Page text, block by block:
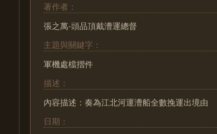
著作者：
張之萬-頭品頂戴漕運總督
主題與關鍵字：
軍機處檔摺件
描述：
內容描述：奏為江北河運漕船全數挽運出境由
日期：